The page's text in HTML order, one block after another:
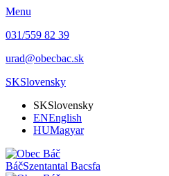
Menu
031/559 82 39
urad@obecbac.sk
SKSlovensky
SKSlovensky
ENEnglish
HUMagyar
BáčSzentantal Bacsfa